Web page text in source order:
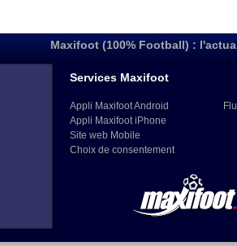
Maxifoot (100% Football) :
Services Maxifoot
Appli Maxifoot Android
Appli Maxifoot iPhone
Site web Mobile
Choix de consentement